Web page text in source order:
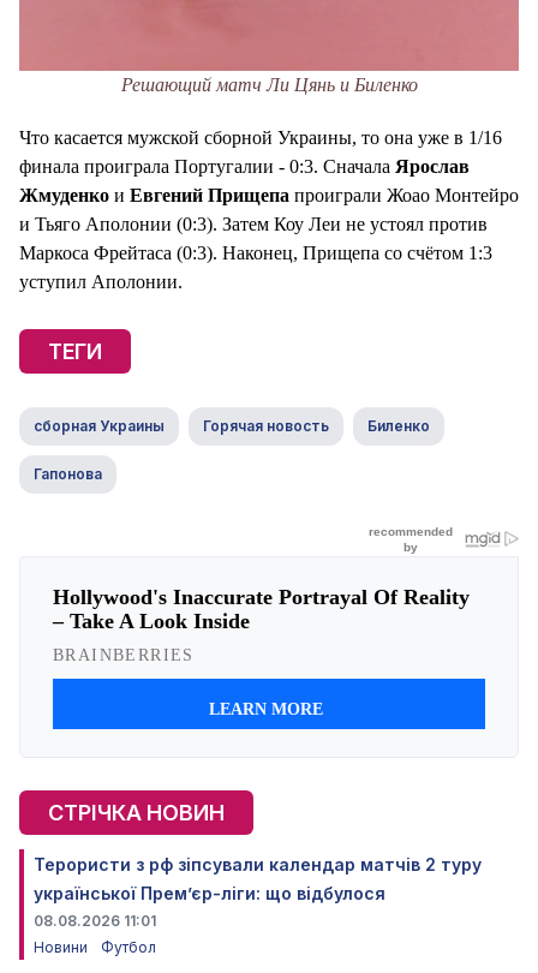
Решающий матч Ли Цянь и Биленко
Что касается мужской сборной Украины, то она уже в 1/16
финала проиграла Португалии - 0:3. Сначала Ярослав
Жмуденко и Евгений Прищепа проиграли Жоао Монтейро
и Тьяго Аполонии (0:3). Затем Коу Леи не устоял против
Маркоса Фрейтаса (0:3). Наконец, Прищепа со счётом 1:3
уступил Аполонии.
ТЕГИ
сборная Украины Горячая новость Биленко
Гапонова
СТРІЧКА НОВИН
Терористи з рф зіпсували календар матчів 2 туру
української Прем’єр-ліги: що відбулося
08.08.2026 11:01
Новини
Футбол